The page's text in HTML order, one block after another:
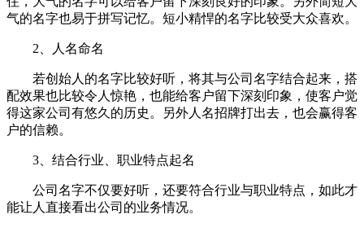
气的名字也易于拼写记忆。短小精悍的名字比较受大众喜欢。
2、人名命名
若创始人的名字比较好听，将其与公司名字结合起来，搭
配效果也比较令人惊艳，也能给客户留下深刻印象，使客户觉
得这家公司有悠久的历史。另外人名招牌打出去，也会赢得客
户的信赖。
3、结合行业、职业特点起名
公司名字不仅要好听，还要符合行业与职业特点，如此才
能让人直接看出公司的业务情况。